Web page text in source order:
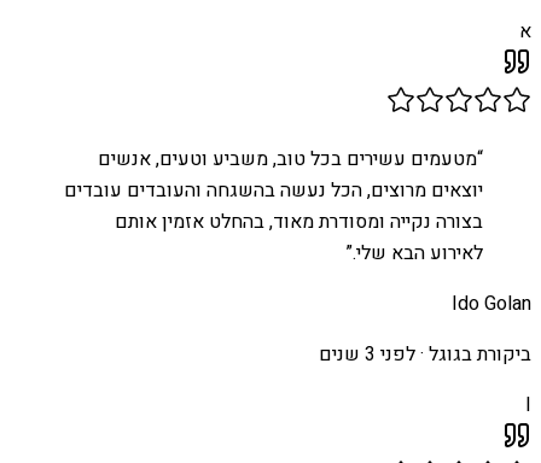
א
“מטעמים עשירים בכל טוב, משביע וטעים, אנשים
יוצאים מרוצים, הכל נעשה בהשגחה והעובדים עובדים
בצורה נקייה ומסודרת מאוד, בהחלט אזמין אותם
לאירוע הבא שלי.”
Ido Golan
ביקורת בגוגל ·לפני 3 שנים
I